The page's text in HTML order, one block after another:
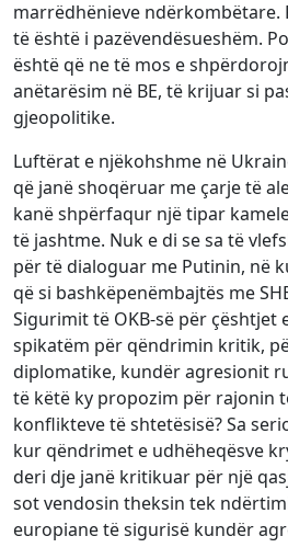
marrëdhënieve ndërkombëtare.
të është i pazëvendësueshëm.
është që ne të mos e
anëtarësim në BE, të krijuar si
gjeopolitike.
Luftërat e njëkohshme në
që janë shoqëruar me çarje të
kanë shpërfaqur një tipar
të jashtme. Nuk e di se sa të
për të dialoguar me Putinin, në
që si bashkëpenëmbajtës me
Sigurimit të OKB-së për çështjet
spikatëm për qëndrimin kritik,
diplomatike, kundër agresionit
të këtë ky propozim për rajonin
konflikteve të shtetësisë? Sa
kur qëndrimet e udhëheqësve
deri dje janë kritikuar për një
sot vendosin theksin tek
europiane të sigurisë kundër